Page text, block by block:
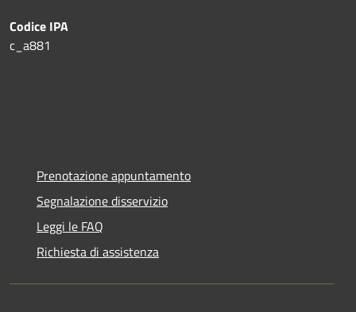
Codice IPA
c_a881
Prenotazione appuntamento
Segnalazione disservizio
Leggi le FAQ
Richiesta di assistenza